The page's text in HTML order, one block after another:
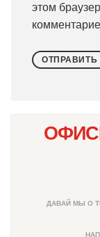
этом
ДАВАЙ МЫ О